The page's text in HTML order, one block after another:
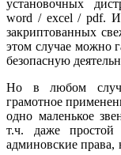
установочных
word / excel / pdf.
закриптованных
этом случае можно
безопасную
Но в любом
грамотное
одно маленькое
т.ч. даже простой
админовские права,